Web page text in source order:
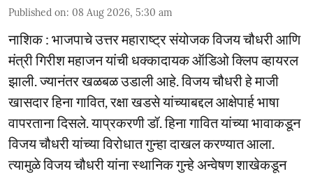
Published on: 08 Aug 2026, 5:30 am
नाशिक : भाजपाचे उत्तर महाराष्ट्र संयोजक विजय चौधरी आणि
मंत्री गिरीश महाजन यांची धक्कादायक ऑडिओ क्लिप व्हायरल
झाली. ज्यानंतर खळबळ उडाली आहे. विजय चौधरी हे माजी
खासदार हिना गावित, रक्षा खडसे यांच्याबद्दल आक्षेपार्ह भाषा
वापरताना दिसले. याप्रकरणी डॉ. हिना गावित यांच्या भावाकडून
विजय चौधरी यांच्या विरोधात गुन्हा दाखल करण्यात आला.
त्यामुळे विजय चौधरी यांना स्थानिक गुन्हे अन्वेषण शाखेकडून